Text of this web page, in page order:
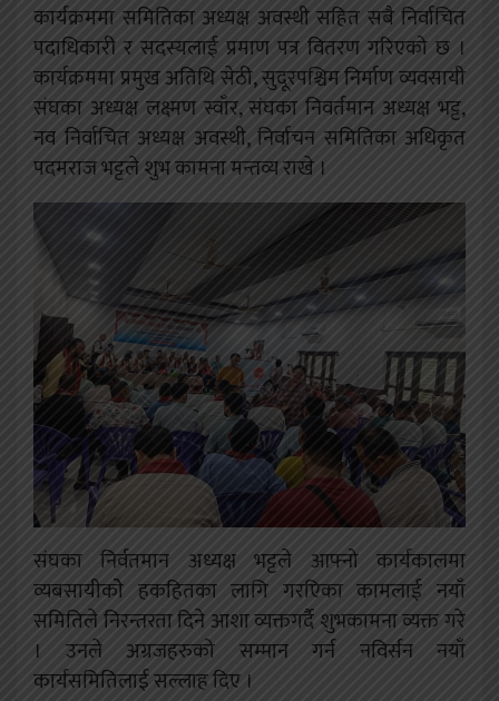
कार्यक्रममा समितिका अध्यक्ष अवस्थी सहित सबै निर्वाचित
पदाधिकारी र सदस्यलाई प्रमाण पत्र वितरण गरिएको छ ।
कार्यक्रममा प्रमुख अतिथि सेठी, सुदूरपश्चिम निर्माण व्यवसायी
संघका अध्यक्ष लक्ष्मण स्वाँर, संघका निवर्तमान अध्यक्ष भट्ट,
नव निर्वाचित अध्यक्ष अवस्थी, निर्वाचन समितिका अधिकृत
पदमराज भट्टले शुभ कामना मन्तव्य राखे ।
संघका निर्वतमान अध्यक्ष भट्टले आफ्नो कार्यकालमा
व्यबसायीकोे हकहितका लागि गरएिका कामलाई नयाँ
समितिले निरन्तरता दिने आशा व्यक्तगर्दै शुभकामना व्यक्त गरे
। उनले अग्रजहरुको सम्मान गर्न नविर्सन नयाँ
कार्यसमितिलाई सल्लाह दिए ।